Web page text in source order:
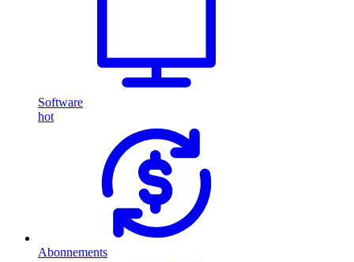
Software
hot
Abonnements